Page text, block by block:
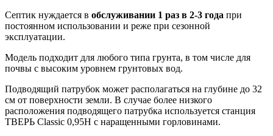
Септик нуждается в обслуживании 1 раз в 2-3 года при
постоянном использовании и реже при сезонной
эксплуатации.
Модель подходит для любого типа грунта, в том числе для
почвы с высоким уровнем грунтовых вод.
Подводящий патрубок может располагаться на глубине до 32
см от поверхности земли. В случае более низкого
расположения подводящего патрубка используется станция
ТВЕРЬ Classic 0,95Н с наращенными горловинами.